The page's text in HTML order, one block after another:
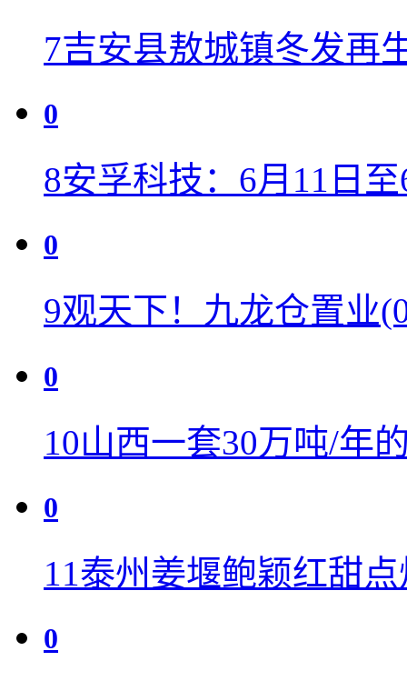
7吉安县敖城镇冬发再
0
8安孚科技：6月11日
0
9观天下！九龙仓置业
0
10山西一套30万吨/年
0
11泰州姜堰鲍颖红甜
0